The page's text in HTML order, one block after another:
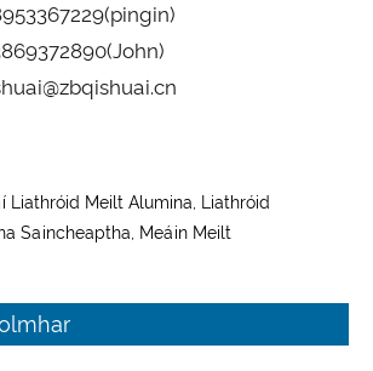
(pingin)
(John)
Liathróid Meilt Alumina, Liathróid
Saincheaptha, Meáin Meilt